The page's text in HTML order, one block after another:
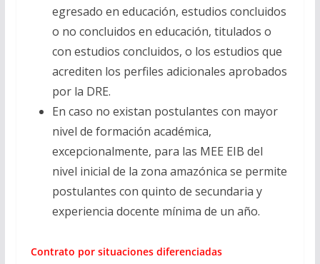
egresado en educación, estudios concluidos
o no concluidos en educación, titulados o
con estudios concluidos, o los estudios que
acrediten los perfiles adicionales aprobados
por la DRE.
En caso no existan postulantes con mayor
nivel de formación académica,
excepcionalmente, para las MEE EIB del
nivel inicial de la zona amazónica se permite
postulantes con quinto de secundaria y
experiencia docente mínima de un año.
Contrato por situaciones diferenciadas